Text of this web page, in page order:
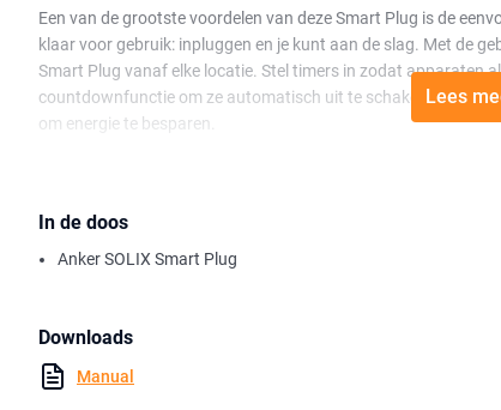
Een van de grootste voordelen van deze Smart Plug is de
klaar voor gebruik: inpluggen en je kunt aan de slag. Met de
Smart Plug vanaf elke locatie. Stel timers in zodat apparaten
countdownfunctie om ze automatisch uit te schakelen. Dit
om energie te besparen.
verbinding hebt voor jouw situatie.
Met de Anker SOLIX Smart Plug houd je eenvoudig controle
Lees
In de doos
Anker SOLIX Smart Plug
Downloads
Manual